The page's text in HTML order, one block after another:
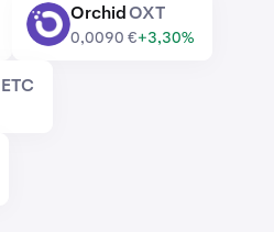
OXT OrchidOXT
0,0090 €+3,30%
ETC